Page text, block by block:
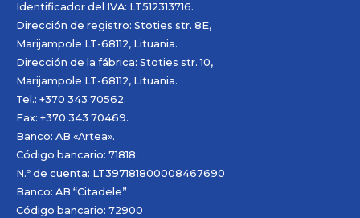
Identificador del IVA: LT512313716.
Dirección de registro: Stoties str. 8E,
Marijampole LT-68112, Lituania.
Dirección de la fábrica: Stoties str. 10,
Marijampole LT-68112, Lituania.
Tel.: +370 343 70562.
Fax: +370 343 70469.
Banco: AB «Artea».
Código bancario: 71818.
N.º de cuenta: LT397181800008467690
Banco: AB “Citadele”
Código bancario: 72900